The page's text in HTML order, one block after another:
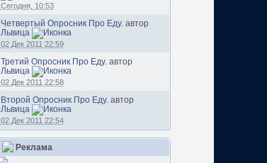
Сегодня, 10:53
Четвертый Опросник Про Еду. автор
Львица
02 Дек 2011 22:59
Третий Опросник Про Еду. автор
Львица
02 Дек 2011 22:58
Второй Опросник Про Еду. автор
Львица
02 Дек 2011 22:54
Реклама